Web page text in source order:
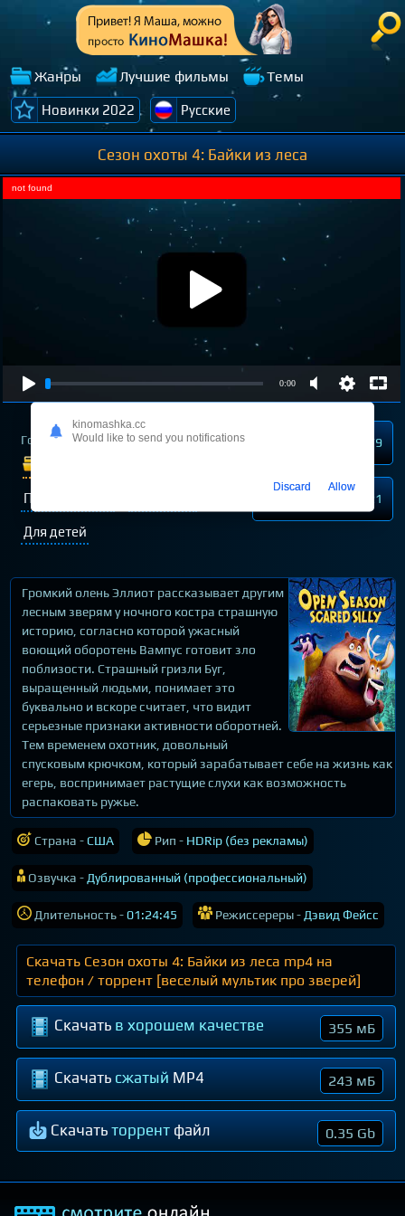
Жанры Лучшие фильмы Темы
Новинки 2022 Русские
Сезон охоты 4: Байки из леса
0:00
not found
Год выпуска2016
Приключения
Для детей
179
21
Громкий олень Эллиот рассказывает другим
лесным зверям у ночного костра страшную
историю, согласно которой ужасный
воющий оборотень Вампус готовит зло
поблизости. Страшный гризли Буг,
выращенный людьми, понимает это
буквально и вскоре считает, что видит
серьезные признаки активности оборотней.
Тем временем охотник, довольный
спусковым крючком, который зарабатывает себе на жизнь как
егерь, воспринимает растущие слухи как возможность
распаковать ружье.
Страна -США Рип - HDRip (без рекламы)
Озвучка - Дублированный (профессиональный)
Длительность -01:24:45 Режиссереры - Дэвид Фейсс
Скачать Сезон охоты 4: Байки из леса mp4 на
телефон / торрент [веселый мультик про зверей]
Скачать в хорошем качестве 355 мБ
Скачать сжатый MP4 243 мБ
Скачатьторрент файл 0.35 Gb
kinomashka.cc
Would like to send you notifications
Discard Allow